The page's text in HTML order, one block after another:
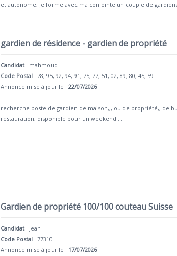
et autonome, je forme avec ma conjointe un couple de
gardien de résidence - gardien de propriété
Candidat : mahmoud
Code Postal : 78, 95, 92, 94, 91, 75, 77, 51, 02, 89, 80, 45, 59
Annonce mise à jour le :22/07/2026
recherche poste de gardien de maison,,, ou de propriété,, de
restauration, disponible pour un weekend ...
Gardien de propriété 100/100 couteau Suisse
Candidat : Jean
Code Postal : 77310
Annonce mise à jour le : 17/07/2026